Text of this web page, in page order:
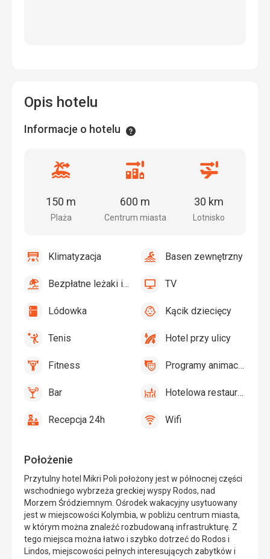
Położenie
Przytulny hotel Mikri Poli położony jest w północnej części
wschodniego wybrzeża greckiej wyspy Rodos, nad
Morzem Śródziemnym. Ośrodek wakacyjny usytuowany
jest w miejscowości Kolymbia, w pobliżu centrum miasta,
w którym można znaleźć rozbudowaną infrastrukturę. Z
tego miejsca można łatwo i szybko dotrzeć do Rodos i
Lindos, miejscowości pełnych interesujących zabytków i
Opis hotelu
Informacje o hotelu Informacje
Odległość
plaży
Plaża
150 m
Odległość
centrum
Centrum miasta
600 m
Odległość
lotniska
Lotnisko
30 km
Klimatyzacja
Klimatyzacja
tak
BasenBasen zewnętrzny
tak
Bezpłatne
i
przy
Bezpłatne leżaki i parasole przy basenie
tak TV TV
tak
LódowkaLódowka
tak
Kącik
Plac
Basen
dzieci
Kącik dziecięcy
tak
Tenis,Tenis
tak
Hotel
ulicy
Hotel przy ulicy
tak
FitnessFitness
tak
Programy
Programy animacyjne
tak
Bar Bar
tak
Hotelowa
Hotelowa restauracja
tak
RecepcjaRecepcja 24h
tak Wifi Wifi
tak